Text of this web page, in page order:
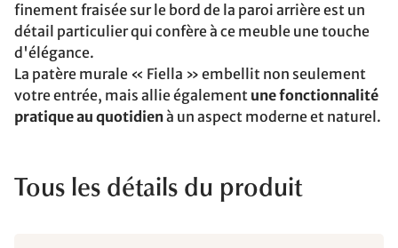
finement fraisée sur le bord de la paroi arrière est un
détail particulier qui confère à ce meuble une touche
d'élégance.
La patère murale « Fiella » embellit non seulement
votre entrée, mais allie également une fonctionnalité
pratique au quotidienà un aspect moderne et naturel.
Tous les détails du produit